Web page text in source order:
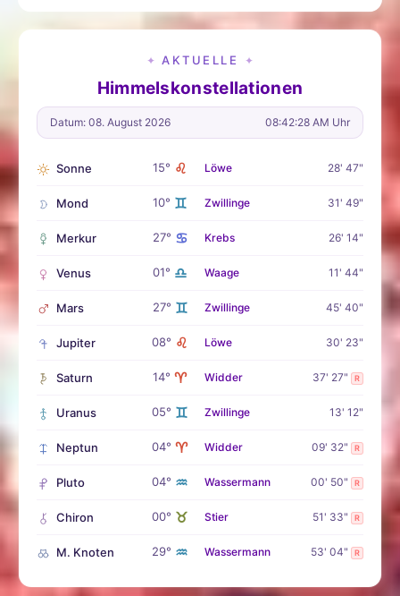
✦ AKTUELLE ✦
Himmelskonstellationen
Datum: 08. August 2026 08:42:29 AM Uhr
Sonne 15° ♌ Löwe 28' 47"
Mond 10° ♊ Zwillinge 31' 49"
Merkur 27° ♋ Krebs 26' 14"
Venus 01° ♎ Waage 11' 44"
Mars 27° ♊ Zwillinge 45' 40"
Jupiter 08° ♌ Löwe 30' 23"
Saturn 14° ♈ Widder 37' 27" R
Uranus 05° ♊ Zwillinge 13' 12"
Neptun 04° ♈ Widder 09' 32" R
Pluto 04° ♒ Wassermann 00' 50" R
Chiron 00° ♉ Stier 51' 33" R
M. Knoten 29° ♒ Wassermann 53' 04" R